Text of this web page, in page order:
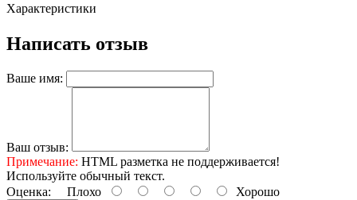
Характеристики
Написать отзыв
Ваше имя:
Ваш отзыв:
Примечание: HTML разметка не поддерживается!
Используйте обычный текст.
Оценка: Плохо Хорошо